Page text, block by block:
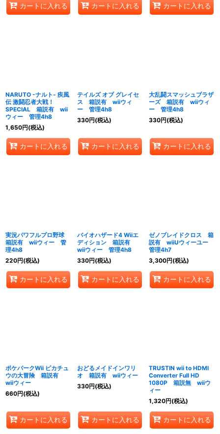
カートに入れる カートに入れる カートに入れる
NARUTO -ナルト- 疾風
伝 激闘忍者大戦！
SPECIAL 箱説有 wii
ウィー 管理4h8
1,650円(税込)
カートに入れる
テイルズ オブ グレイセ
ス 箱説有 wiiウィ
ー 管理4h8
330円(税込)
カートに入れる
大乱闘スマッシュブラザ
ーズ 箱説有 wiiウィ
ー 管理4h8
330円(税込)
カートに入れる
実況パワフルプロ野球
箱説有 wiiウィー 管
理4h8
220円(税込)
カートに入れる
バイオハザード4 Wiiエ
ディション 箱説有
wiiウィー 管理4h8
330円(税込)
カートに入れる
ゼノブレイドクロス 箱
説有 wiiUウィーユー
管理4h7
3,300円(税込)
カートに入れる
ポケパークWii ピカチュ
ウの大冒険 箱説有
wiiウィー
660円(税込)
カートに入れる
おどるメイドインワリ
オ 箱説有 wiiウィー
330円(税込)
カートに入れる
TRUSTIN wii to HDMI
Converter Full HD
1080P 箱説無 wiiウ
ィー
1,320円(税込)
カートに入れる